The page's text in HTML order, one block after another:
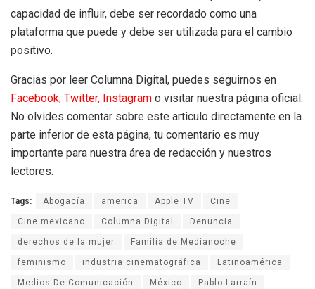
capacidad de influir, debe ser recordado como una
plataforma que puede y debe ser utilizada para el cambio
positivo.
Gracias por leer Columna Digital, puedes seguirnos en
Facebook, Twitter, Instagram o visitar nuestra página oficial.
No olvides comentar sobre este articulo directamente en la
parte inferior de esta página, tu comentario es muy
importante para nuestra área de redacción y nuestros
lectores.
Tags: Abogacía america Apple TV Cine
Cine mexicano Columna Digital Denuncia
derechos de la mujer Familia de Medianoche
feminismo industria cinematográfica Latinoamérica
Medios De Comunicación México Pablo Larraín